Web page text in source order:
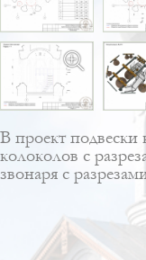
В проект подвески
колоколов с
звонаря с